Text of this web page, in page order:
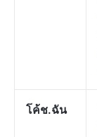
โค้ช.ฉัน